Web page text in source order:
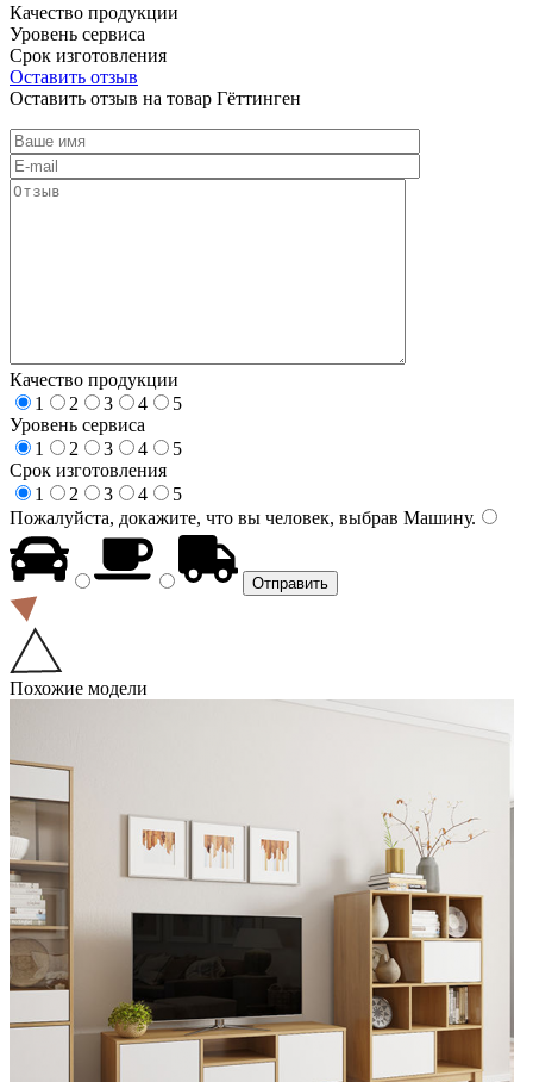
Качество продукции
Уровень сервиса
Срок изготовления
Оставить отзыв
Оставить отзыв на товар Гёттинген
Качество продукции
1
2 3 4
5
Уровень сервиса
1
2 3 4
5
Срок изготовления
1
2 3 4
5
Пожалуйста, докажите, что вы человек, выбрав Машину.
Похожие модели